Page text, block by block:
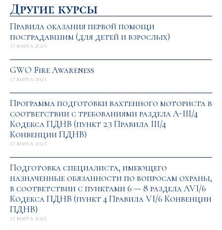
Другие курсы
Правила оказания первой помощи
пострадавшим (для детей и взрослых)
17 марта 2025
GWO Fire Awareness
17 марта 2025
Программа подготовки вахтенного моториста в
соответствии с требованиями раздела A-III/4
Кодекса ПДНВ (пункт 2.3 Правила III/4
Конвенции ПДНВ)
17 марта 2025
Подготовка специалиста, имеющего
назначенные обязанности по вопросам охраны,
в соответствии с пунктами 6 — 8 раздела AVI/6
Кодекса ПДНВ (пункт 4 Правила VI/6 Конвенции
ПДНВ)
17 марта 2025